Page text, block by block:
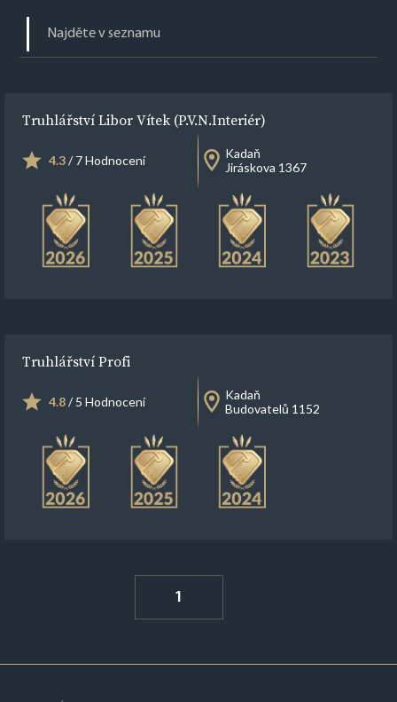
Truhlářství Libor Vítek (P.V.N.Interiér)
4.3/ 7 Hodnocení
Kadaň
Jiráskova 1367
Truhlářství Profi
4.8/ 5 Hodnocení
Kadaň
Budovatelů 1152
1